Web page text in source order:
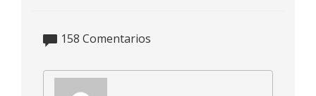
158 Comentarios